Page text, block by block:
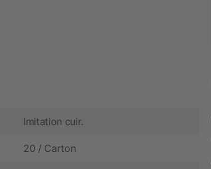
Imitation cuir.
20 / Carton